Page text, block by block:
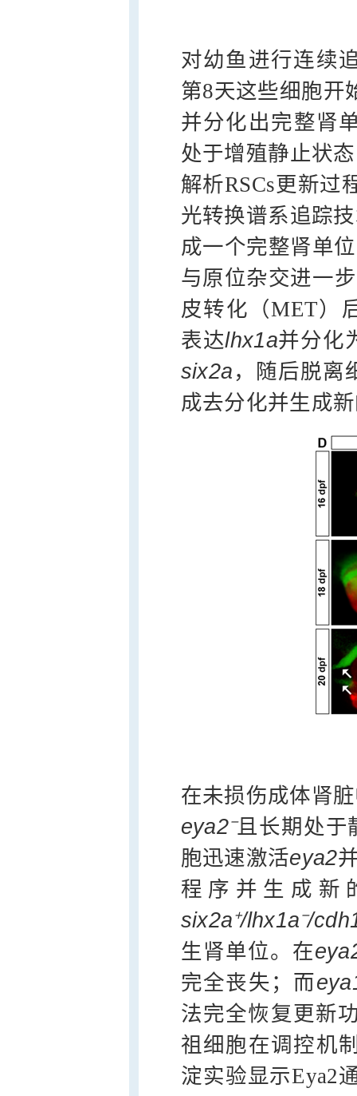
对幼鱼进行连续
第8天这些细胞开
并分化出完整肾
处于增殖静止状
解析RSCs更新过
光转换谱系追踪
成一个完整肾单
与原位杂交进一
皮转化（MET）
表达lhx1a并分化
six2a ，随后脱离
成去分化并生成
在未损伤成体肾
eya2⁻且长期处于
胞迅速激活eya2
程序并生成新
six2a⁺/lhx1a⁻/
生肾单位。在
完全丧失；而
法完全恢复更新
祖细胞在调控机
淀实验显示Eya2